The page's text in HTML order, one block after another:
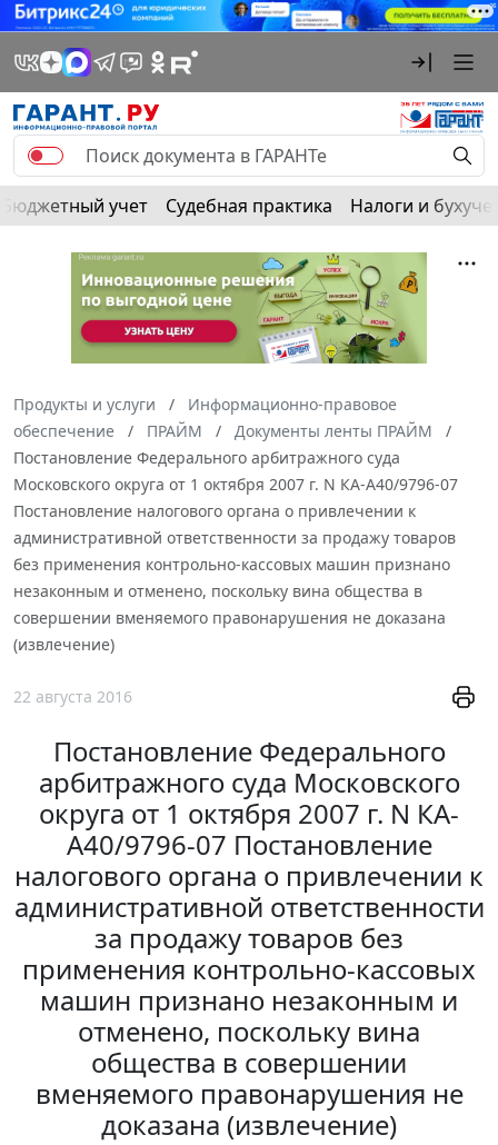
Бюджетный учет Судебная практика Налоги и
Продукты и услуги
Информационно-правовое
обеспечение
ПРАЙМ
Документы ленты ПРАЙМ
Постановление Федерального арбитражного суда
Московского округа от 1 октября 2007 г. N КА-А40/9796-07
Постановление налогового органа о привлечении к
административной ответственности за продажу товаров
без применения контрольно-кассовых машин признано
незаконным и отменено, поскольку вина общества в
совершении вменяемого правонарушения не доказана
(извлечение)
22 августа 2016
Постановление Федерального
арбитражного суда Московского
округа от 1 октября 2007 г. N КА-
А40/9796-07 Постановление
налогового органа о привлечении к
административной ответственности
за продажу товаров без
применения контрольно-кассовых
машин признано незаконным и
отменено, поскольку вина
общества в совершении
вменяемого правонарушения не
доказана (извлечение)